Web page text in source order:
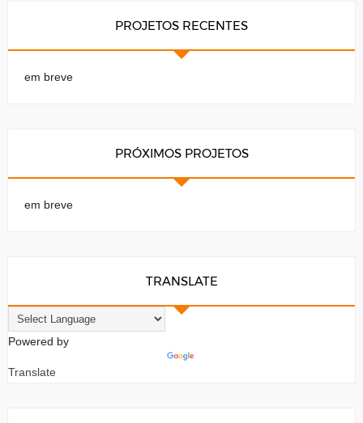
PROJETOS RECENTES
em breve
PRÓXIMOS PROJETOS
em breve
TRANSLATE
Powered by
Translate